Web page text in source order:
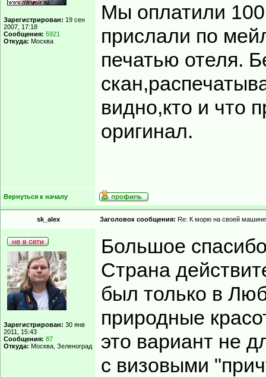
Зарегистрирован: 19 сен
2007, 17:18
Сообщения: 5921
Откуда: Москва
Мы оплатили
прислали по
печатью отеля.
видно,кто и что
оригинал.
Вернуться к началу
sk_alex Заголовок сообщения: Re: К морю на своей
Зарегистрирован: 30 янв
2011, 15:43
Сообщения: 87
Откуда: Москва, Зеленоград
Большое
Страна
был только в
природные
это вариант не
с визовыми